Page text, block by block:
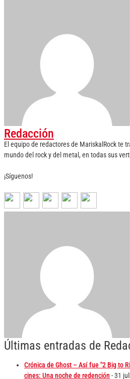
Redacción
El equipo de redactores de MariskalRock te
mundo del rock y del metal, en todas sus
¡Síguenos!
Últimas entradas de
Crónica de Ghost – Así fue "2 Big to
cines: Una noche de redención - 31